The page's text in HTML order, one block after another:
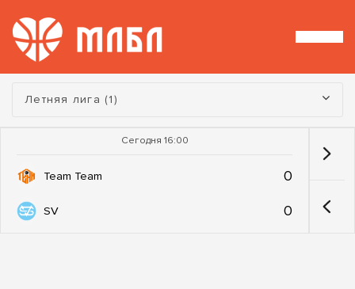
Турнир:
Летняя лига (1)
Сегодня 16:00
Team Team 0
SV 0